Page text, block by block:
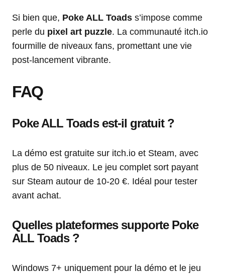
Si bien que, Poke ALL Toads s’impose comme
perle du pixel art puzzle. La communauté itch.io
fourmille de niveaux fans, promettant une vie
post-lancement vibrante.
FAQ
Poke ALL Toads est-il gratuit ?
La démo est gratuite sur itch.io et Steam, avec
plus de 50 niveaux. Le jeu complet sort payant
sur Steam autour de 10-20 €. Idéal pour tester
avant achat.
Quelles plateformes supporte Poke
ALL Toads ?
Windows 7+ uniquement pour la démo et le jeu